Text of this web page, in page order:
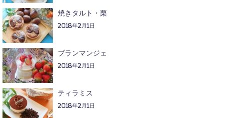
焼きタルト・栗
2018年2月1日
ブランマンジェ
2018年2月1日
ティラミス
2018年2月1日